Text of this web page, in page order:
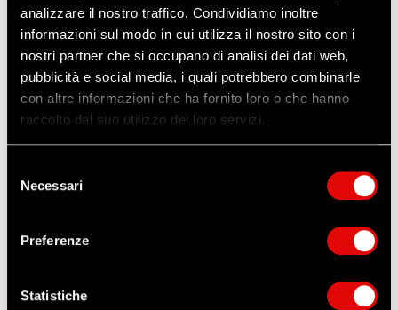
analizzare il nostro traffico. Condividiamo inoltre
informazioni sul modo in cui utilizza il nostro sito con i
nostri partner che si occupano di analisi dei dati web,
pubblicità e social media, i quali potrebbero combinarle
con altre informazioni che ha fornito loro o che hanno
raccolto dal suo utilizzo dei loro servizi.
delNecessari
Preferenze
Statistiche
Scarica la Scheda Tecnica
ORDINA QUESTO ARTICOLO
Altri prodotti che potrebbero